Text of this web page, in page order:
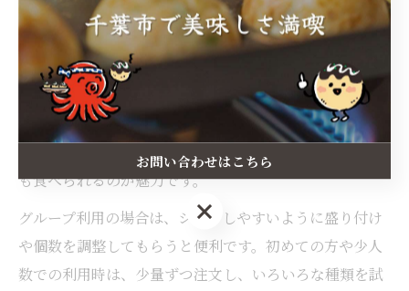
から食べるのもおすすめです。
たこ焼きと相性の良いドリンクを選ぶこともポイントで
す。ハイボールやビール、ソフトドリンクと一緒に楽し
むことで味わいが引き立ちます。また、たこ焼きのトッ
ピングを変えながら食べ比べることで、飽きずに何個で
も食べられるのが魅力です。
グループ利用の場合は、シェアしやすいように盛り付け
や個数を調整してもらうと便利です。初めての方や少人
数での利用時は、少量ずつ注文し、いろいろな種類を試
お問い合わせはこちら
お問い合わせはこちら